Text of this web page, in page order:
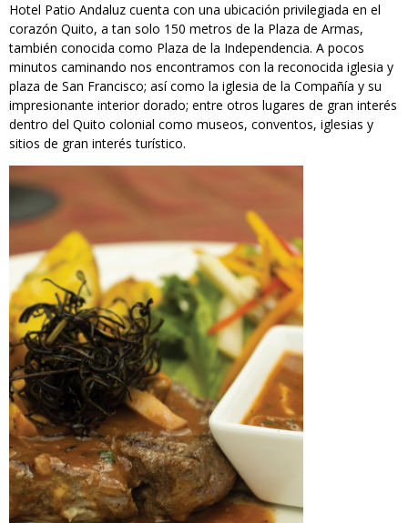
Hotel Patio Andaluz cuenta con una ubicación privilegiada en el
corazón Quito, a tan solo 150 metros de la Plaza de Armas,
también conocida como Plaza de la Independencia. A pocos
minutos caminando nos encontramos con la reconocida iglesia y
plaza de San Francisco; así como la iglesia de la Compañía y su
impresionante interior dorado; entre otros lugares de gran interés
dentro del Quito colonial como museos, conventos, iglesias y
sitios de gran interés turístico.